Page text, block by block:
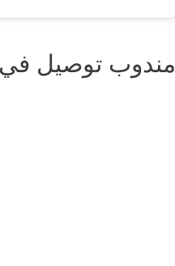
مندوب توصيل في